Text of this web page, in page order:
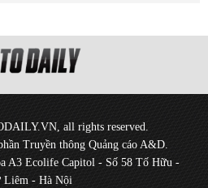
all rights reserved.
Truyền thông Quảng cáo A&D.
A3 Ecolife Capitol - Số 58 Tố Hữu -
Liêm - Hà Nội